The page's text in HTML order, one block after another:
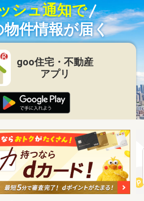
シュ通知で
物件情報が届く
goo住宅・不動産
アプリ